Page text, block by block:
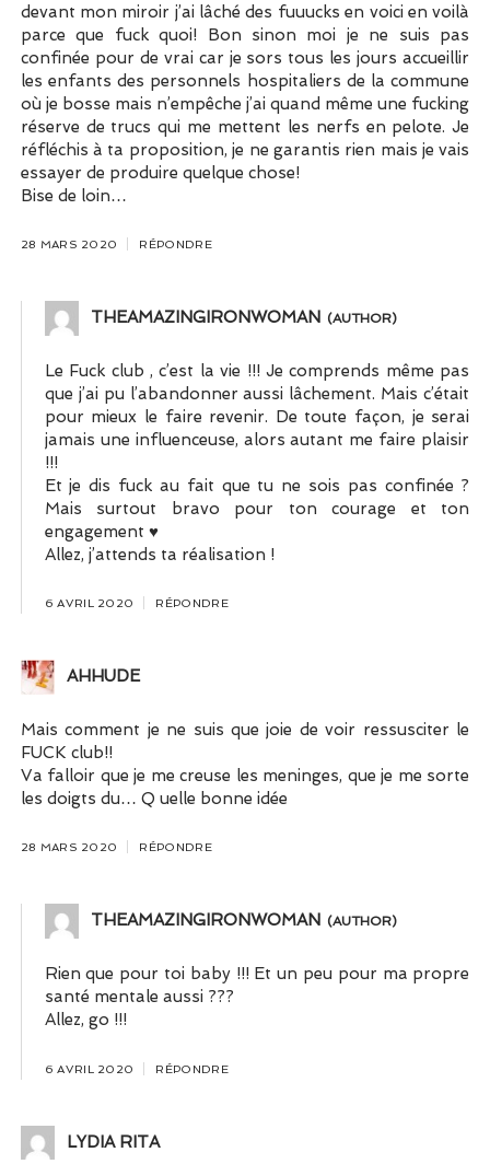
devant mon miroir j’ai lâché des fuuucks en voici en voilà
parce que fuck quoi! Bon sinon moi je ne suis pas
confinée pour de vrai car je sors tous les jours accueillir
les enfants des personnels hospitaliers de la commune
où je bosse mais n’empêche j’ai quand même une fucking
réserve de trucs qui me mettent les nerfs en pelote. Je
réfléchis à ta proposition, je ne garantis rien mais je vais
essayer de produire quelque chose!
Bise de loin…
28 MARS 2020 RÉPONDRE
THEAMAZINGIRONWOMAN
Le Fuck club , c’est la vie !!! Je comprends même pas
que j’ai pu l’abandonner aussi lâchement. Mais c’était
pour mieux le faire revenir. De toute façon, je serai
jamais une influenceuse, alors autant me faire plaisir
!!!
Et je dis fuck au fait que tu ne sois pas confinée ?
Mais surtout bravo pour ton courage et ton
engagement ♥
Allez, j’attends ta réalisation !
6 AVRIL 2020 RÉPONDRE
AHHUDE
Mais comment je ne suis que joie de voir ressusciter le
FUCK club!!
Va falloir que je me creuse les meninges, que je me sorte
les doigts du… Q uelle bonne idée
28 MARS 2020 RÉPONDRE
THEAMAZINGIRONWOMAN
Rien que pour toi baby !!! Et un peu pour ma propre
santé mentale aussi ???
Allez, go !!!
6 AVRIL 2020 RÉPONDRE
LYDIA RITA